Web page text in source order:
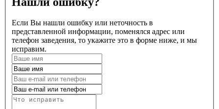
Если Вы нашли ошибку или неточность в
представленной информации, поменялся адрес или
телефон заведения, то укажите это в форме ниже, и мы
исправим.